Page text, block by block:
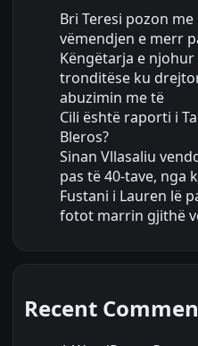
Bri Teresi pozon
vëmendjen e merr
Këngëtarja e njohur
tronditëse ku
abuzimin me të
Cili është raporti i
Bleros?
Sinan Vllasaliu
pas të 40-tave, nga
Fustani i Lauren lë
fotot marrin gjithë
Recent